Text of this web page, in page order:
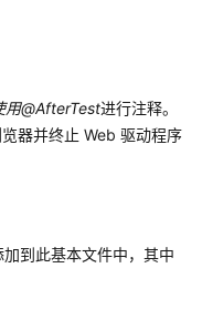
用@AfterTest进行注释。
器并终止 Web 驱动程序
到此基本文件中，其中